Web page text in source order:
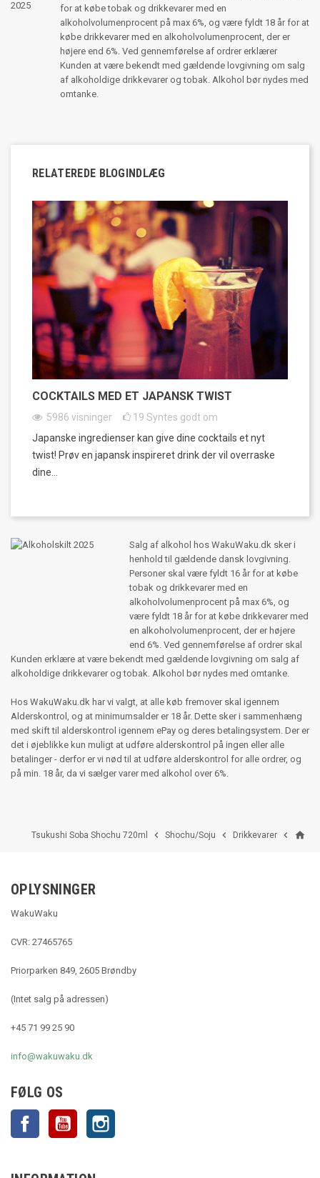
for at købe tobak og drikkevarer med en
alkoholvolumenprocent på max 6%, og være fyldt 18 år for at
købe drikkevarer med en alkoholvolumenprocent, der er
højere end 6%. Ved gennemførelse af ordrer erklærer
Kunden at være bekendt med gældende lovgivning om salg
af alkoholdige drikkevarer og tobak. Alkohol bør nydes med
omtanke.
RELATEREDE BLOGINDLÆG
COCKTAILS MED ET JAPANSK TWIST
5986 visninger 19 Syntes godt om
Japanske ingredienser kan give dine cocktails et nyt
twist! Prøv en japansk inspireret drink der vil overraske
dine...
Salg af alkohol hos WakuWaku.dk sker i
henhold til gældende dansk lovgivning.
Personer skal være fyldt 16 år for at købe
tobak og drikkevarer med en
alkoholvolumenprocent på max 6%, og
være fyldt 18 år for at købe drikkevarer med
en alkoholvolumenprocent, der er højere
end 6%. Ved gennemførelse af ordrer skal
Kunden erklære at være bekendt med gældende lovgivning om salg af
alkoholdige drikkevarer og tobak. Alkohol bør nydes med omtanke.
Hos WakuWaku.dk har vi valgt, at alle køb fremover skal igennem
Alderskontrol, og at minimumsalder er 18 år. Dette sker i sammenhæng
med skift til alderskontrol igennem ePay og deres betalingsystem. Der er
det i øjeblikke kun muligt at udføre alderskontrol på ingen eller alle
betalinger - derfor er vi nød til at udføre alderskontrol for alle ordrer, og
på min. 18 år, da vi sælger varer med alkohol over 6%.
home

Drikkevarer

Shochu/Soju

Tsukushi Soba Shochu 720ml
OPLYSNINGER
WakuWaku
CVR: 27465765
Priorparken 849, 2605 Brøndby
(Intet salg på adressen)
+45 71 99 25 90
info@wakuwaku.dk
FØLG OS
Facebook YouTube